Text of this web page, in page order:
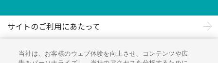
サイトのご利用にあたって
ソーシャルメディアポリシー
当社は、お客様のウェブ体験を向上させ、コンテンツや広